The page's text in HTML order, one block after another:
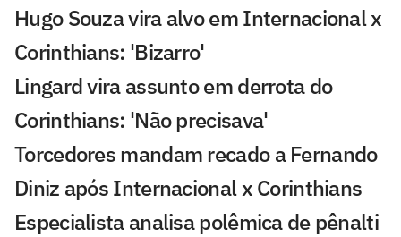
Hugo Souza vira alvo em Internacional x
Corinthians: 'Bizarro'
Lingard vira assunto em derrota do
Corinthians: 'Não precisava'
Torcedores mandam recado a Fernando
Diniz após Internacional x Corinthians
Especialista analisa polêmica de pênalti